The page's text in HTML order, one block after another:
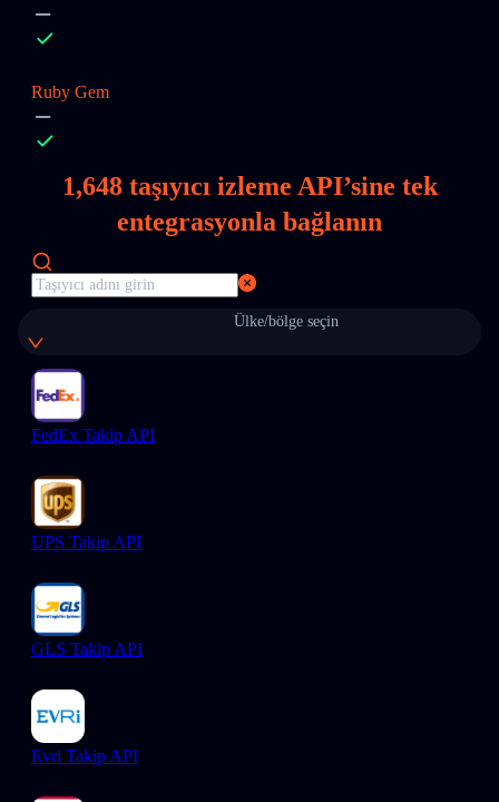
Ruby Gem
1,648taşıyıcı izleme API’sine tek
entegrasyonla bağlanın
Ülke/bölge seçin
FedEx Takip API
UPS Takip API
GLS Takip API
Evri Takip API